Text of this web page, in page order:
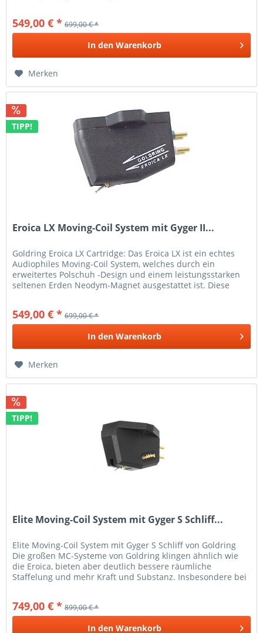
549,00 € * 699,00 € *
In den Warenkorb
Merken
TIPP!
Eroica LX Moving-Coil System mit Gyger II...
Goldring Eroica LX Cartridge: Das Eroica LX ist ein echtes
Audiophiles Moving-Coil System, welches durch ein
erweitertes Polschuh -Design und einem leistungsstarken
seltenen Erden Neodym-Magnet ausgestattet ist. Diese
549,00 € * 699,00 € *
In den Warenkorb
Merken
TIPP!
Elite Moving-Coil System mit Gyger S Schliff...
Elite Moving-Coil System mit Gyger S Schliff von Goldring
Die großen MC-Systeme von Goldring klingen ähnlich wie
die Eroica, bieten aber deutlich bessere räumliche
Staffelung und mehr Kraft und Substanz. Insbesondere bei
749,00 € * 899,00 € *
In den Warenkorb